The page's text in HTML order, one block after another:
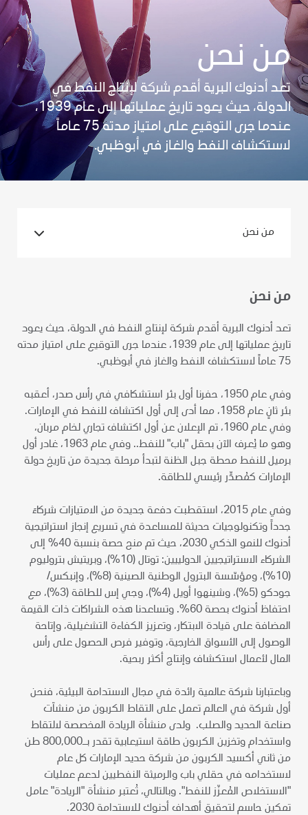
من نحن
تعد أدنوك البرية أقدم شركة لإنتاج النفط في
الدولة، حيث يعود تاريخ عملياتها إلى عام 1939،
عندما جرى التوقيع على امتياز مدته 75 عاماً
لاستكشاف النفط والغاز في أبوظبي.
من نحن
تعد أدنوك البرية أقدم شركة لإنتاج النفط في الدولة، حيث يعود
تاريخ عملياتها إلى عام 1939، عندما جرى التوقيع على امتياز مدته
75 عاماً لاستكشاف النفط والغاز في أبوظبي.
وفي عام 1950، حفرنا أول بئر استشكافي في رأس صدر، أعقبه
بئر ثانٍ عام 1958، مما أدى إلى أول اكتشاف للنفط في الإمارات.
وفي عام 1960، تم الإعلان عن أول اكتشاف تجاري لخام مربان،
وهو ما يُعرف الآن بحقل "باب" للنفط.. وفي عام 1963، غادر أول
برميل للنفط محطة جبل الظنة لتبدأ مرحلة جديدة من تاريخ دولة
الإمارات كمُصدِّر رئيسي للطاقة.
وفي عام 2015، استقطبت دفعة جديدة من الامتيازات شركاءَ
جدداً وتكنولوجيات حديثة للمساعدة في تسريع إنجاز استراتيجية
أدنوك للنمو الذكي 2030، حيث تم منح حصة بنسبة 40% إلى
الشركاء الاستراتيجيين الدولييين: توتال (10%)، وبريتيش بتروليوم
(10%)، ومؤسّسة البترول الوطنية الصينية (8%)، وإنبكس/
جودكو (5%)، وشينهوا أويل (4%)، وجي إس للطاقة (3%)، مع
احتفاظ أدنوك بحصة 60%. وتساعدنا هذه الشراكات ذات القيمة
المضافة على قيادة الابتكار، وتعزيز الكفاءة التشغيلية، وإتاحة
الوصول إلى الأسواق الخارجية، وتوفير فرص الحصول على رأس
المال لأعمال استكشاف وإنتاج أكثر ربحية.
وباعتبارنا شركة عالمية رائدة في مجال الاستدامة البيئية، فنحن
أول شركة في العالم تعمل على التقاط الكربون من منشآت
صناعة الحديد والصلب. ولدى منشأة الريادة المخصصة لالتقاط
واستخدام وتخزين الكربون طاقة استيعابية تقدر بـ800,000 طن
من ثاني أكسيد الكربون من شركة حديد الإمارات كل عام
لاستخدامه في حقلي باب والرميثة النفطيين لدعم عمليات
"الاستخلاص المُعزّز للنفط". وبالتالي، تُعتبر منشأة "الريادة" عامل
تمكين حاسم لتحقيق أهداف أدنوك للاستدامة 2030.
من نحن